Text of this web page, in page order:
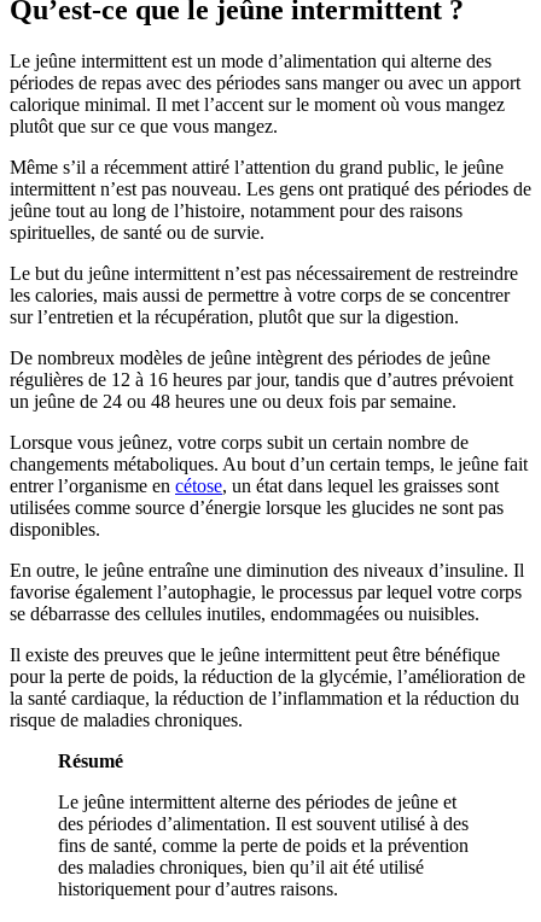
Qu’est-ce que le jeûne intermittent ?
Le jeûne intermittent est un mode d’alimentation qui alterne des
périodes de repas avec des périodes sans manger ou avec un apport
calorique minimal. Il met l’accent sur le moment où vous mangez
plutôt que sur ce que vous mangez.
Même s’il a récemment attiré l’attention du grand public, le jeûne
intermittent n’est pas nouveau. Les gens ont pratiqué des périodes de
jeûne tout au long de l’histoire, notamment pour des raisons
spirituelles, de santé ou de survie.
Le but du jeûne intermittent n’est pas nécessairement de restreindre
les calories, mais aussi de permettre à votre corps de se concentrer
sur l’entretien et la récupération, plutôt que sur la digestion.
De nombreux modèles de jeûne intègrent des périodes de jeûne
régulières de 12 à 16 heures par jour, tandis que d’autres prévoient
un jeûne de 24 ou 48 heures une ou deux fois par semaine.
Lorsque vous jeûnez, votre corps subit un certain nombre de
changements métaboliques. Au bout d’un certain temps, le jeûne fait
entrer l’organisme en cétose, un état dans lequel les graisses sont
utilisées comme source d’énergie lorsque les glucides ne sont pas
disponibles.
En outre, le jeûne entraîne une diminution des niveaux d’insuline. Il
favorise également l’autophagie, le processus par lequel votre corps
se débarrasse des cellules inutiles, endommagées ou nuisibles.
Il existe des preuves que le jeûne intermittent peut être bénéfique
pour la perte de poids, la réduction de la glycémie, l’amélioration de
la santé cardiaque, la réduction de l’inflammation et la réduction du
risque de maladies chroniques.
Résumé
Le jeûne intermittent alterne des périodes de jeûne et
des périodes d’alimentation. Il est souvent utilisé à des
fins de santé, comme la perte de poids et la prévention
des maladies chroniques, bien qu’il ait été utilisé
historiquement pour d’autres raisons.